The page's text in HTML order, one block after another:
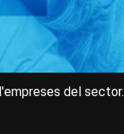
del sector.